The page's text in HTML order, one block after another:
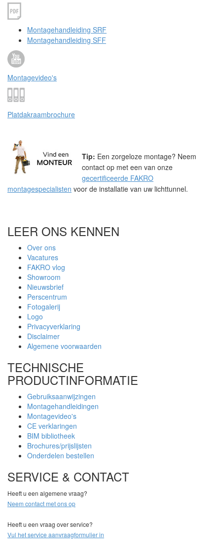
Montagehandleiding SRF
Montagehandleiding SFF
Montagevideo's
Platdakraambrochure
Tip: Een zorgeloze montage? Neem
contact op met een van onze
gecertificeerde FAKRO
montagespecialisten voor de installatie van uw lichttunnel.
LEER ONS KENNEN
Over ons
Vacatures
FAKRO vlog
Showroom
Nieuwsbrief
Perscentrum
Fotogalerij
Logo
Privacyverklaring
Disclaimer
Algemene voorwaarden
TECHNISCHE
PRODUCTINFORMATIE
Gebruiksaanwijzingen
Montagehandleidingen
Montagevideo's
CE verklaringen
BIM bibliotheek
Brochures/prijslijsten
Onderdelen bestellen
SERVICE & CONTACT
Heeft u een algemene vraag?
Neem contact met ons op
Heeft u een vraag over service?
Vul het service aanvraagformulier in